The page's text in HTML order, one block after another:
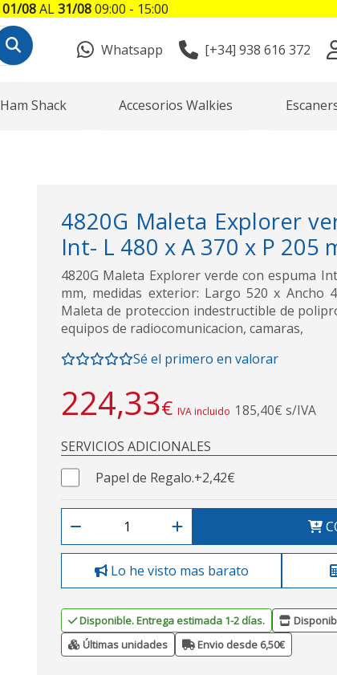
Whatsapp [+34] 938 616 372
Ham Shack Accesorios Walkies
4820G Maleta Explorer
Int- L 480 x A 370 x P 205
4820G Maleta Explorer verde con espuma
mm, medidas exterior: Largo 520 x Ancho
Maleta de proteccion indestructible de
equipos de radiocomunicacion, camaras,
Sé el primero en valorar
224,33€ IVA incluido 185,40€ s/IVA
SERVICIOS ADICIONALES
Papel de Regalo.+2,42€
Lo he visto mas barato
Disponible. Entrega estimada 1-2 días.
Últimas unidades
Envio desde 6,50€
01/08AL31/0809:00 - 15:00